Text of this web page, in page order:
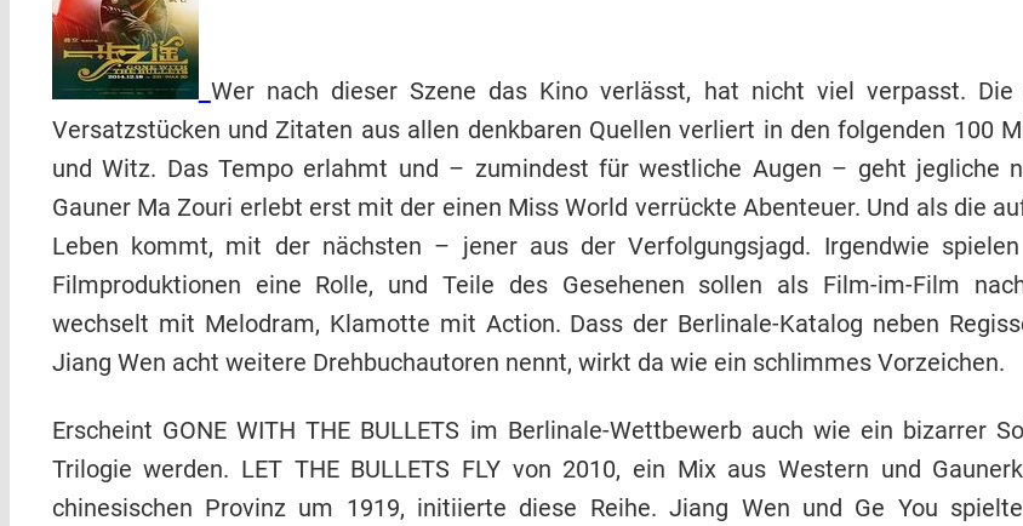
Wer nach dieser Szene das Kino verlässt, hat nicht viel verpasst. Die
Versatzstücken und Zitaten aus allen denkbaren Quellen verliert in den folgenden 100
und Witz. Das Tempo erlahmt und – zumindest für westliche Augen – geht jegliche
Gauner Ma Zouri erlebt erst mit der einen Miss World verrückte Abenteuer. Und als die
Leben kommt, mit der nächsten – jener aus der Verfolgungsjagd. Irgendwie
Filmproduktionen eine Rolle, und Teile des Gesehenen sollen als Film-im-Film
wechselt mit Melodram, Klamotte mit Action. Dass der Berlinale-Katalog neben
Jiang Wen acht weitere Drehbuchautoren nennt, wirkt da wie ein schlimmes Vorzeichen.
Erscheint GONE WITH THE BULLETS im Berlinale-Wettbewerb auch wie ein bizarrer
Trilogie werden. LET THE BULLETS FLY von 2010, ein Mix aus Western und
chinesischen Provinz um 1919, initiierte diese Reihe. Jiang Wen und Ge You